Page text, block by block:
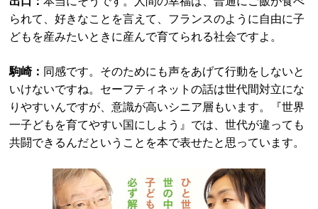
られて、好きなことを言えて、フランスのように自由に子
どもを産みたいときに産んで育てられる社会ですよ。
駒崎： 同感です。そのためにも声をあげて行動をしないと
いけないですね。セーフティネットの話は世代間対立にな
りやすいんですが、意識が高いシニア層もいます。『世界
一子どもを育てやすい国にしよう』では、世代が違っても
共闘できるんだということを本で表せたと思っています。